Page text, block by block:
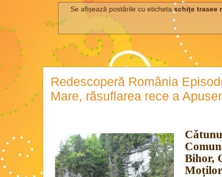
Se afișează postările cu etichetaschiţe trasee
Redescoperă România
Mare, răsuflarea rece a
Bihor,
Moților